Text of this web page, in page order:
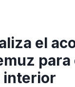
el
interior